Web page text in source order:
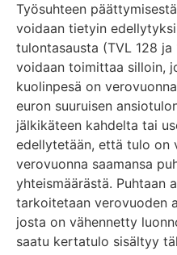
Työsuhteen
voidaan tietyin
tulontasausta (TVL 128 ja
voidaan toimittaa silloin,
kuolinpesä on
euron suuruisen
jälkikäteen kahdelta tai
edellytetään, että tulo on
verovuonna saamansa
yhteismäärästä. Puhtaan
tarkoitetaan verovuoden
josta on vähennetty
saatu kertatulo sisältyy